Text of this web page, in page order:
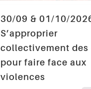
30/09 & 01/10/
S’approprier
collectivement des
pour faire face aux
violences